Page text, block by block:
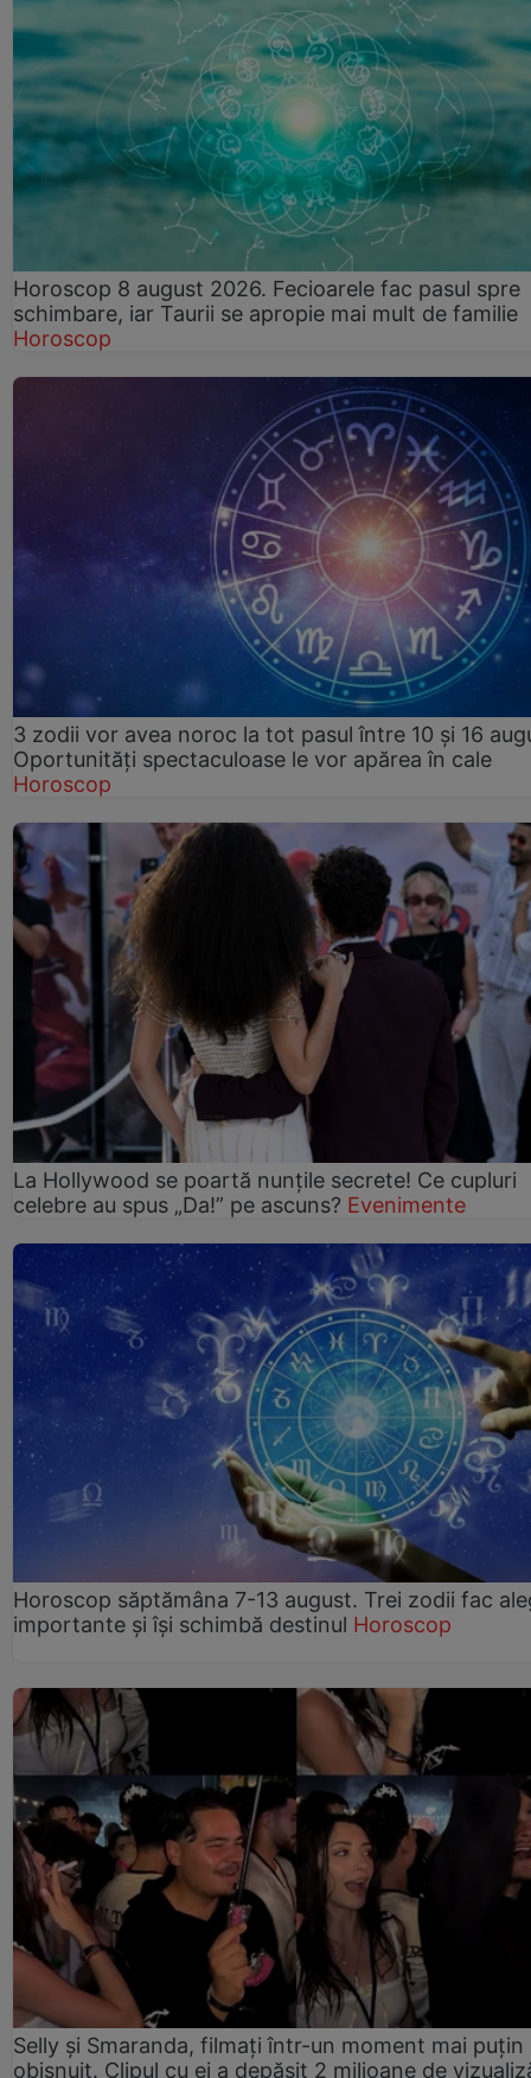
Horoscop 8 august 2026. Fecioarele fac pasul spre
schimbare, iar Taurii se apropie mai mult de familie
Horoscop
3 zodii vor avea noroc la tot pasul între 10 și 16
Oportunități spectaculoase le vor apărea în cale
Horoscop
La Hollywood se poartă nunțile secrete! Ce cupluri
celebre au spus „Da!” pe ascuns? Evenimente
Horoscop săptămâna 7-13 august. Trei zodii fac
importante și își schimbă destinul Horoscop
Selly și Smaranda, filmați într-un moment mai puțin
obișnuit. Clipul cu ei a depășit 2 milioane de